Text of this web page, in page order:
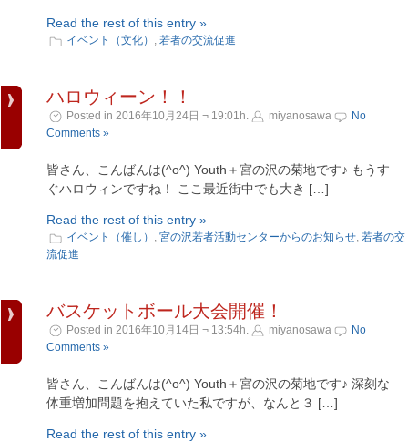
Read the rest of this entry »
イベント（文化） , 若者の交流促進
ハロウィーン！！
Posted in 2016年10月24日 ¬ 19:01h. miyanosawa
No
Comments »
皆さん、こんばんは(^o^) Youth＋宮の沢の菊地です♪ もうす
ぐハロウィンですね！ ここ最近街中でも大き […]
Read the rest of this entry »
イベント（催し） , 宮の沢若者活動センターからのお知らせ, 若者の交
流促進
バスケットボール大会開催！
Posted in 2016年10月14日 ¬ 13:54h. miyanosawa
No
Comments »
皆さん、こんばんは(^o^) Youth＋宮の沢の菊地です♪ 深刻な
体重増加問題を抱えていた私ですが、なんと３ […]
Read the rest of this entry »